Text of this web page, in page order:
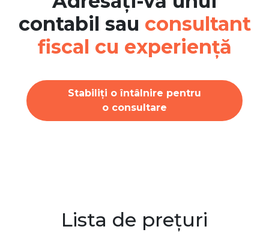
contabil sau consultant
fiscal cu experiență
Stabiliți o întâlnire pentru
o consultare
Lista de prețuri